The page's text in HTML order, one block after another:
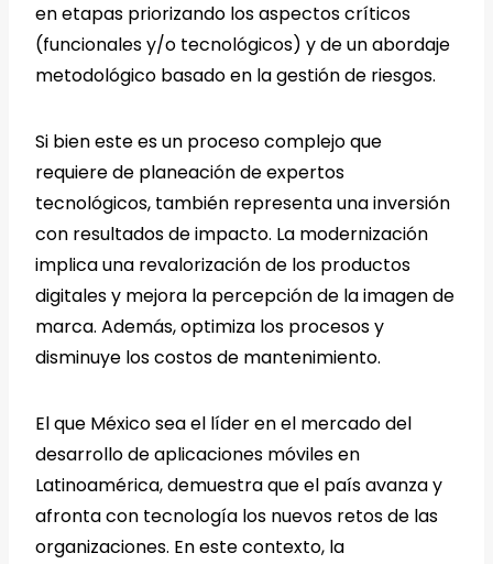
en etapas priorizando los aspectos críticos
(funcionales y/o tecnológicos) y de un abordaje
metodológico basado en la gestión de riesgos.
Si bien este es un proceso complejo que
requiere de planeación de expertos
tecnológicos, también representa una inversión
con resultados de impacto. La modernización
implica una revalorización de los productos
digitales y mejora la percepción de la imagen de
marca. Además, optimiza los procesos y
disminuye los costos de mantenimiento.
El que México sea el líder en el mercado del
desarrollo de aplicaciones móviles en
Latinoamérica, demuestra que el país avanza y
afronta con tecnología los nuevos retos de las
organizaciones. En este contexto, la